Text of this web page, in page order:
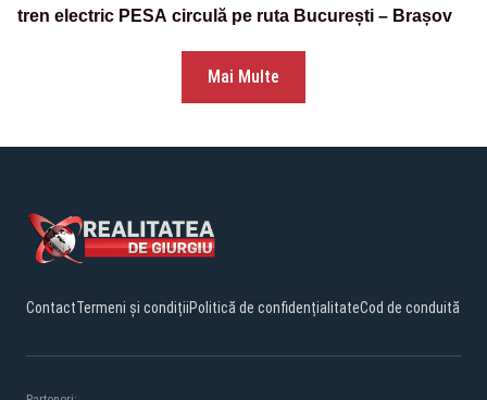
tren electric PESA circulă pe ruta București – Brașov
Mai Multe
ContactTermeni și condițiiPolitică de confidențialitateCod de conduită